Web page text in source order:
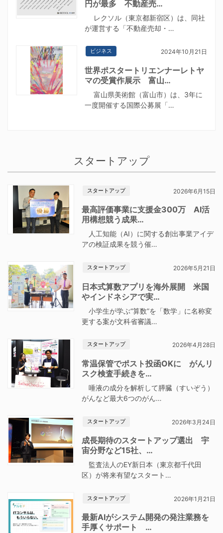
円が最多 不動産売…
レクソル（東京都新宿区）は、同社
が運営する「不動産売却・…
ビジネス 2024年10月21日
世界ポスタートリエンナーレトヤ
マの受賞作展示 富山…
富山県美術館（富山市）は、3年に
一度開催する国際公募展「…
スタートアップ
スタートアップ 2026年6月15日
最高評価事業に支援金300万 AI活
用構想競う成果…
人工知能（AI）に関する創出事業アイデ
アの検証成果を競う催…
スタートアップ 2026年5月21日
日本式算数アプリを海外展開 米国
やインドネシアで実…
小学生が学ぶ“算数”を「数学」に名称変
更する案が文科省審議…
スタートアップ 2026年4月28日
常温保管でポスト投函OKに がんリ
スク検査手続きを…
唾液の成分を解析して膵臓（すいぞう）
がんなど最大6つのがん…
スタートアップ 2026年3月24日
成長期待のスタートアップ選出 宇
宙分野など15社、…
監査法人のEY新日本（東京都千代田
区）が将来有望なスタート…
スタートアップ 2026年1月21日
最新AIがシステム開発の発注業務を
手厚くサポート …